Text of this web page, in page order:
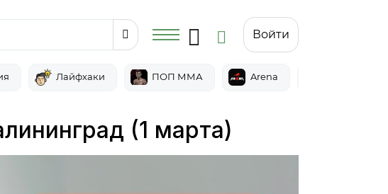
Войти
Лайфхаки ПОП ММА Arena
(1 марта)